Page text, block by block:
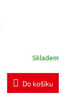
Skladem
Do košíku